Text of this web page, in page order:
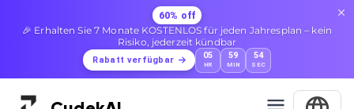
60% off
🎉 Erhalten Sie 7 Monate KOSTENLOS für jeden Jahresplan – kein
Risiko, jederzeit kündbar
Rabatt verfügbar 05
HR
59
MIN
54
SEC